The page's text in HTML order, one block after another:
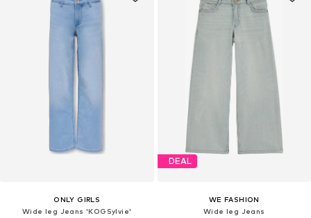
ONLY GIRLS
Wide leg Jeans 'KOGSylvie'
DEAL
WE FASHION
Wide leg Jeans